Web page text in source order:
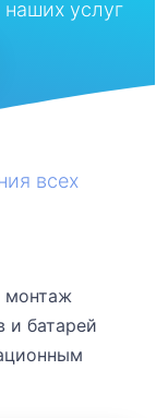
услуг
всех
монтаж
и батарей